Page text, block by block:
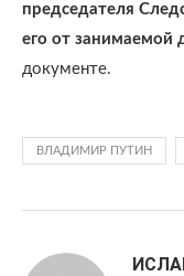
председателя
его от занимаемой
документе.
ВЛАДИМИР ПУТИН